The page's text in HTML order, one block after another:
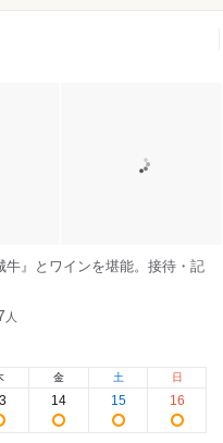
牛』とワインを堪能。接待・記
人
金
14
土
15
日
16